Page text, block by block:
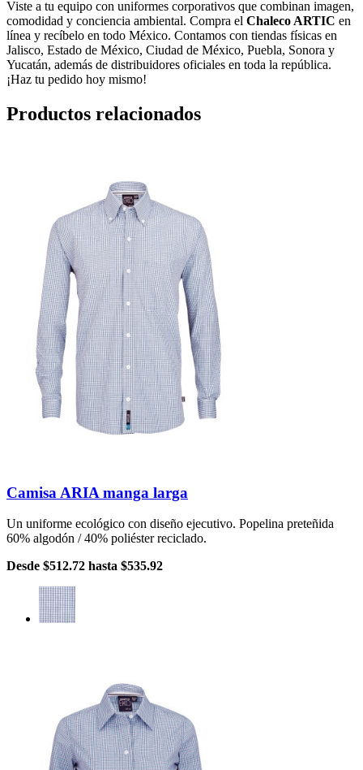
Viste a tu equipo con uniformes corporativos que combinan imagen,
comodidad y conciencia ambiental. Compra el Chaleco ARTIC en
línea y recíbelo en todo México. Contamos con tiendas físicas en
Jalisco, Estado de México, Ciudad de México, Puebla, Sonora y
Yucatán, además de distribuidores oficiales en toda la república.
¡Haz tu pedido hoy mismo!
Productos relacionados
Camisa ARIA manga larga
Un uniforme ecológico con diseño ejecutivo. Popelina preteñida
60% algodón / 40% poliéster reciclado.
Desde $512.72 hasta $535.92